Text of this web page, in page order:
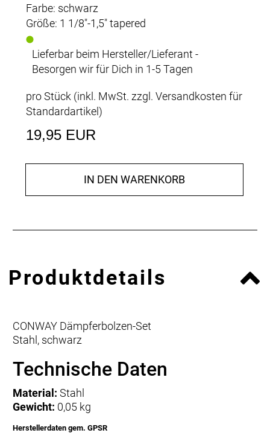
Farbe: schwarz
Größe: 1 1/8"-1,5" tapered
Lieferbar beim Hersteller/Lieferant -
Besorgen wir für Dich in 1-5 Tagen
pro Stück (inkl. MwSt. zzgl. Versandkosten für
Standardartikel)
19,95 EUR
IN DEN WARENKORB
Produktdetails
CONWAY Dämpferbolzen-Set
Stahl, schwarz
Technische Daten
Material: Stahl
Gewicht: 0,05 kg
Herstellerdaten gem. GPSR